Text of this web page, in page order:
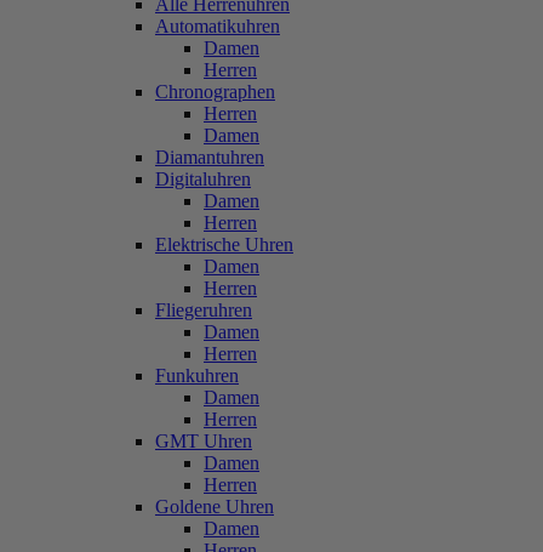
Alle Herrenuhren
Automatikuhren
Damen
Herren
Chronographen
Herren
Damen
Diamantuhren
Digitaluhren
Damen
Herren
Elektrische Uhren
Damen
Herren
Fliegeruhren
Damen
Herren
Funkuhren
Damen
Herren
GMT Uhren
Damen
Herren
Goldene Uhren
Damen